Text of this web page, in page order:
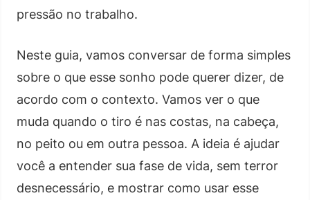
pressão no trabalho.
Neste guia, vamos conversar de forma simples
sobre o que esse sonho pode querer dizer, de
acordo com o contexto. Vamos ver o que
muda quando o tiro é nas costas, na cabeça,
no peito ou em outra pessoa. A ideia é ajudar
você a entender sua fase de vida, sem terror
desnecessário, e mostrar como usar esse